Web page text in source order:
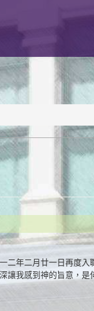
二年二月廿一日再度
我感到神的旨意，